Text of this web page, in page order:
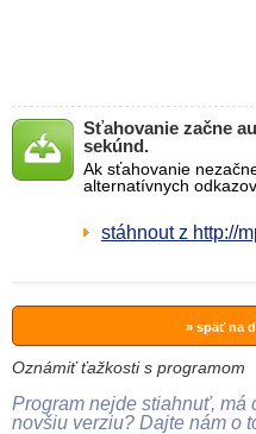
Sťahovanie začne
sekúnd.
Ak sťahovanie
alternatívnych
stáhnout z http://
» späť na
Oznámiť ťažkosti s programom
Program nejde stiahnuť, má
novšiu verziu? Dajte nám o